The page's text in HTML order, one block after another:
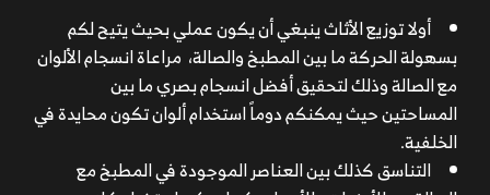
أولا توزيع الأثاث ينبغي أن يكون عملي بحيث يتيح لكم
بسهولة الحركة ما بين المطبخ والصالة، مراعاة انسجام الألوان
مع الصالة وذلك لتحقيق أفضل انسجام بصري ما بين
المساحتين حيث يمكنكم دوماً استخدام ألوان تكون محايدة في
الخلفية.
التناسق كذلك بين العناصر الموجودة في المطبخ مع